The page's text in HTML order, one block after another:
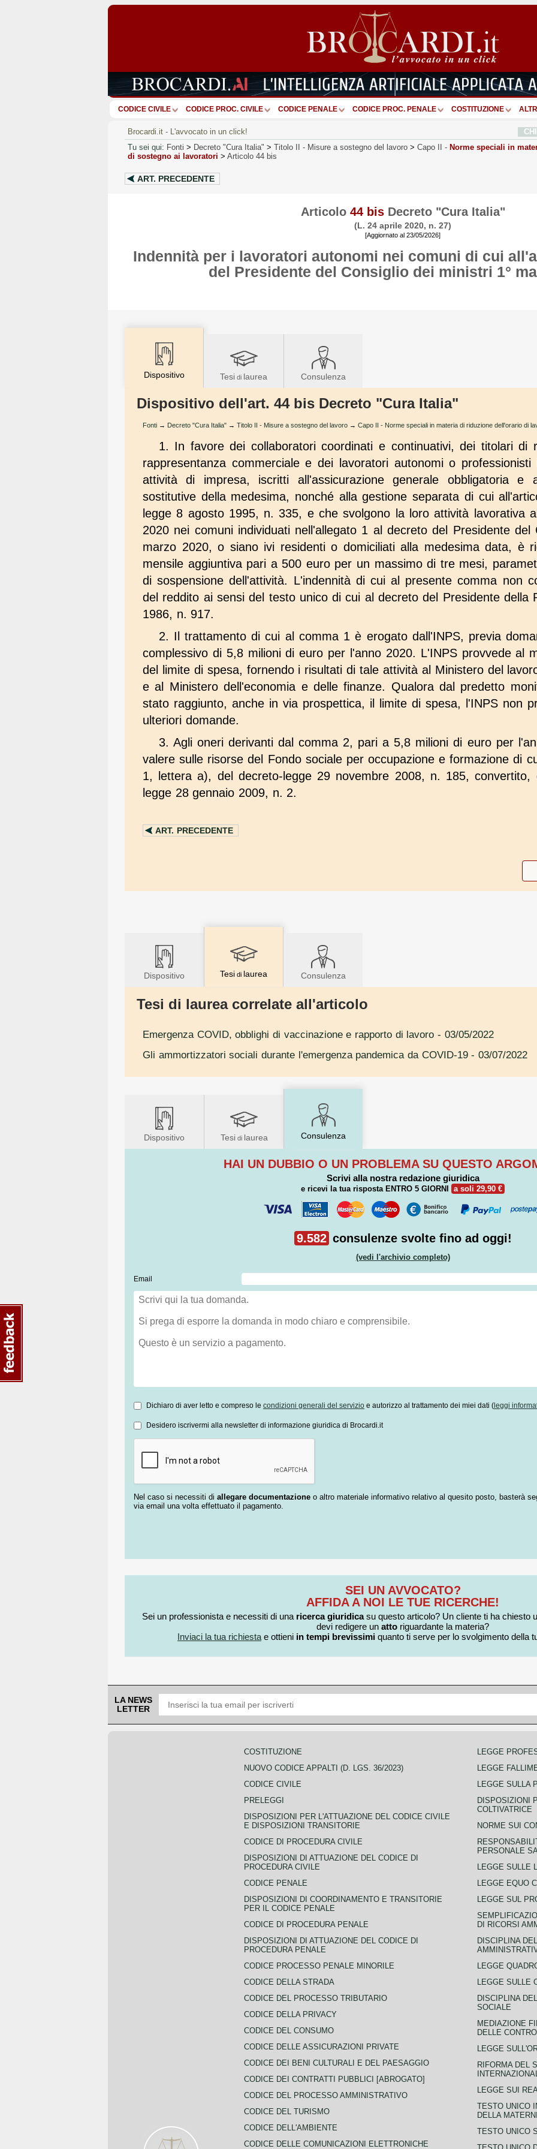
CODICE CIVILE CODICE PROC. CIVILE CODICE PENALE CODICE PROC. PENALE COSTITUZIONE ALTRI
Brocardi.it - L'avvocato in un click!
Tu sei qui: Fonti > Decreto "Cura Italia" > Titolo II - Misure a sostegno del lavoro > Capo II - Norme speciali in
di sostegno ai lavoratori > Articolo 44 bis
ART. PRECEDENTE
Articolo 44 bisDecreto "Cura Italia"
(L. 24 aprile 2020, n. 27)
[Aggiornato al 23/05/2026]
Indennità per i lavoratori autonomi nei comuni di cui
del Presidente del Consiglio dei ministri 1°
Dispositivo Tesi di laurea Consulenza
Dispositivo dell'art. 44 bis Decreto "Cura Italia"
Fonti → Decreto "Cura Italia" → Titolo II - Misure a sostegno del lavoro → Capo II - Norme speciali in materia di riduzione dell'orario di
1. In favore dei collaboratori coordinati e continuativi, dei titolari di
rappresentanza commerciale e dei lavoratori autonomi o
attività di impresa, iscritti all'assicurazione generale obbligatoria e
sostitutive della medesima, nonché alla gestione separata di cui
legge 8 agosto 1995, n. 335, e che svolgono la loro attività lavorativa
2020 nei comuni individuati nell'allegato 1 al decreto del Presidente del
marzo 2020, o siano ivi residenti o domiciliati alla medesima data, è
mensile aggiuntiva pari a 500 euro per un massimo di tre mesi,
di sospensione dell'attività. L'indennità di cui al presente comma non
del reddito ai sensi del testo unico di cui al decreto del Presidente della
1986, n. 917.
2. Il trattamento di cui al comma 1 è erogato dall'INPS, previa
complessivo di 5,8 milioni di euro per l'anno 2020. L'INPS provvede al
del limite di spesa, fornendo i risultati di tale attività al Ministero del
e al Ministero dell'economia e delle finanze. Qualora dal predetto
stato raggiunto, anche in via prospettica, il limite di spesa, l'INPS non
ulteriori domande.
3. Agli oneri derivanti dal comma 2, pari a 5,8 milioni di euro per
valere sulle risorse del Fondo sociale per occupazione e formazione di
1, lettera a), del decreto-legge 29 novembre 2008, n. 185, convertito,
legge 28 gennaio 2009, n. 2.
ART. PRECEDENTE
Dispositivo Tesi di laurea Consulenza
Tesi di laurea correlate all'articolo
Emergenza COVID, obblighi di vaccinazione e rapporto di lavoro - 03/05/2022
Gli ammortizzatori sociali durante l'emergenza pandemica da COVID-19- 03/07/2022
Dispositivo Tesidi laurea Consulenza
HAI UN DUBBIO O UN PROBLEMA SU QUESTO
Scrivi alla nostra redazione giuridica
e ricevi la tua risposta ENTRO 5 GIORNI a soli 29,90 €
9.582 consulenze svolte fino ad oggi!
(vedi l'archivio completo)
Email
Dichiaro di aver letto e compreso le condizioni generali del servizio e autorizzo al trattamento dei miei dati ( leggi
Desidero iscrivermi alla newsletter di informazione giuridica di Brocardi.it
Nel caso si necessiti di allegare documentazione o altro materiale informativo relativo al quesito posto, basterà
via email una volta effettuato il pagamento.
SEI UN AVVOCATO?
AFFIDA A NOI LE TUE RICERCHE!
Sei un professionista e necessiti di una ricerca giuridicasu questo articolo? Un cliente ti ha chiesto
devi redigere un atto riguardante la materia?
Inviaci la tua richiesta e ottieni in tempi brevissimi quanto ti serve per lo svolgimento della
LA NEWS
LETTER
COSTITUZIONE
NUOVO CODICE APPALTI (D. LGS. 36/2023)
CODICE CIVILE
PRELEGGI
DISPOSIZIONI PER L'ATTUAZIONE DEL CODICE CIVILE
E DISPOSIZIONI TRANSITORIE
CODICE DI PROCEDURA CIVILE
DISPOSIZIONI DI ATTUAZIONE DEL CODICE DI
PROCEDURA CIVILE
CODICE PENALE
DISPOSIZIONI DI COORDINAMENTO E TRANSITORIE
PER IL CODICE PENALE
CODICE DI PROCEDURA PENALE
DISPOSIZIONI DI ATTUAZIONE DEL CODICE DI
PROCEDURA PENALE
CODICE PROCESSO PENALE MINORILE
CODICE DELLA STRADA
CODICE DEL PROCESSO TRIBUTARIO
CODICE DELLA PRIVACY
CODICE DEL CONSUMO
CODICE DELLE ASSICURAZIONI PRIVATE
CODICE DEI BENI CULTURALI E DEL PAESAGGIO
CODICE DEI CONTRATTI PUBBLICI [ABROGATO]
CODICE DEL PROCESSO AMMINISTRATIVO
CODICE DEL TURISMO
CODICE DELL'AMBIENTE
CODICE DELLE COMUNICAZIONI ELETTRONICHE
LEGGE
LEGGE
LEGGE SULLA
DISPOSIZIONI
COLTIVATRICE
NORME SUI
PERSONALE
LEGGE SULLE
LEGGE EQUO
LEGGE SUL
DI RICORSI
DISCIPLINA
LEGGE
LEGGE SULLE
DISCIPLINA
SOCIALE
MEDIAZIONE
DELLE
LEGGE
RIFORMA DEL
LEGGE SUI
TESTO UNICO
DELLA
TESTO UNICO